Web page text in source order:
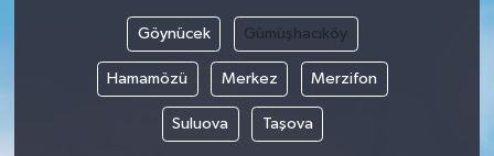
Göynücek Gümüşhacıköy
Hamamözü Merkez Merzifon
Suluova Taşova
Kültür & Sanat